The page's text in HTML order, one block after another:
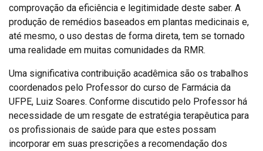
comprovação da eficiência e legitimidade deste saber. A
produção de remédios baseados em plantas medicinais e,
até mesmo, o uso destas de forma direta, tem se tornado
uma realidade em muitas comunidades da RMR.
Uma significativa contribuição acadêmica são os trabalhos
coordenados pelo Professor do curso de Farmácia da
UFPE, Luiz Soares. Conforme discutido pelo Professor há
necessidade de um resgate de estratégia terapêutica para
os profissionais de saúde para que estes possam
incorporar em suas prescrições a recomendação dos